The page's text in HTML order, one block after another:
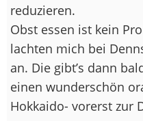
reduzieren.
Obst essen ist kein
lachten mich bei
an. Die gibt’s dann
einen wunderschön
Hokkaido- vorerst zur